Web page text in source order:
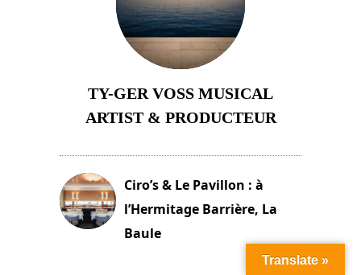
TY-GER VOSS MUSICAL
ARTIST & PRODUCTEUR
Ciro’s & Le Pavillon : à
l’Hermitage Barrière, La
Baule
Translate »